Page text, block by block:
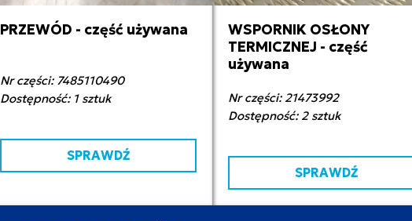
220,00 zł netto
PRZEWÓD - część używana
Nr części: 7485110490
Dostępność: 1 sztuk
SPRAWDŹ
90,00 zł netto
WSPORNIK OSŁONY
TERMICZNEJ - część
używana
Nr części: 21473992
Dostępność: 2 sztuk
SPRAWDŹ